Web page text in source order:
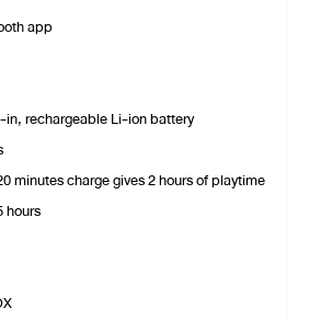
app
in, rechargeable Li-ion battery
minutes charge gives 2 hours of playtime
hours